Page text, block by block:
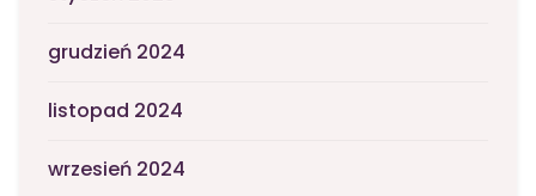
grudzień 2024
listopad 2024
wrzesień 2024